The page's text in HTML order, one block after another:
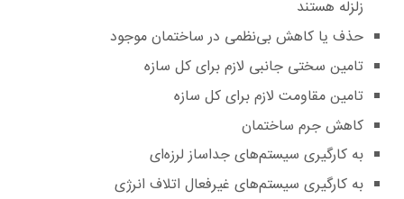
زلزله هستند‌
‌حذف یا کاهش بی‌نظمی در ساختمان موجود‌
‌‌تامین سختی جانبی لازم برای کل سازه‌
‌تامین مقاومت لازم برای کل سازه‌
‌کاهش جرم ساختمان‌
‌به کارگیری سیستم‌های جداساز لرزه‌ای‌
‌به کارگیری سیستم‌های غیرفعال اتلاف انرژی‌